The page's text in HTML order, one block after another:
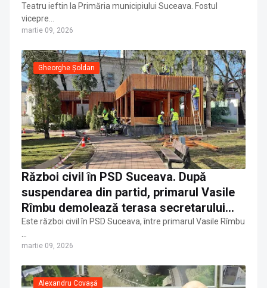
să evite suspendarea din PSD
Teatru ieftin la Primăria municipiului Suceava. Fostul
vicepre…
martie 09, 2026
Gheorghe Șoldan
Război civil în PSD Suceava. După
suspendarea din partid, primarul Vasile
Rîmbu demolează terasa secretarului
general Lorand Ercse, apropiat al lui
Gheorghe Șoldan
Este război civil în PSD Suceava, între primarul Vasile Rîmbu
martie 09, 2026
Alexandru Covașă